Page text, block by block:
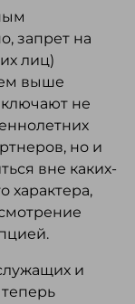
запрет на
лиц)
выше
не
но и
вне каких-
характера,
и